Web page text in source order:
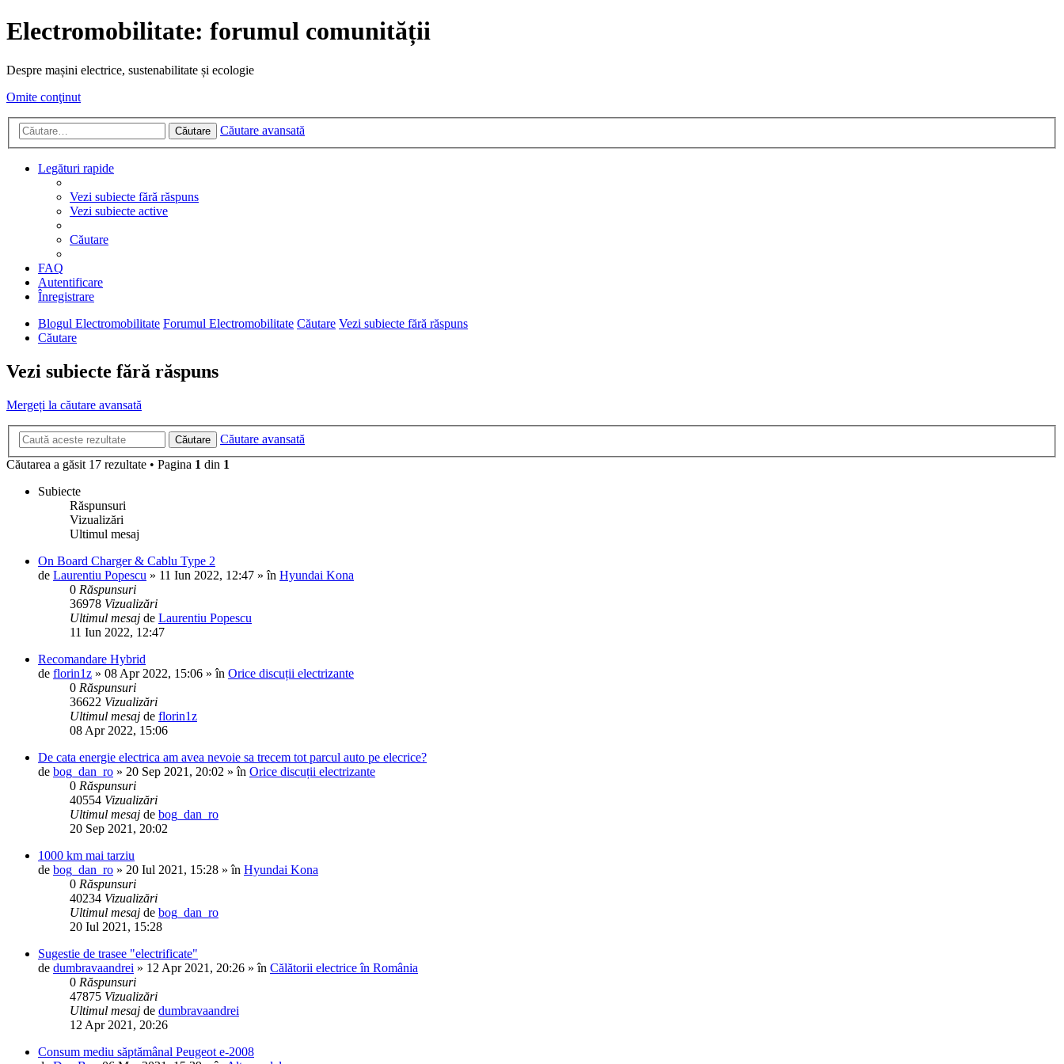
Electromobilitate: forumul comunității
Despre mașini electrice, sustenabilitate și ecologie
Omite conţinut
Căutare Căutare avansată
Legături rapide
Vezi subiecte fără răspuns
Vezi subiecte active
Căutare
FAQ
Autentificare
Înregistrare
Blogul Electromobilitate Forumul Electromobilitate Căutare Vezi subiecte fără răspuns
Căutare
Vezi subiecte fără răspuns
Mergeți la căutare avansată
Căutare
Căutare avansată
Căutarea a găsit 17 rezultate • Pagina 1 din 1
Subiecte
Răspunsuri
Vizualizări
Ultimul mesaj
On Board Charger & Cablu Type 2
de Laurentiu Popescu » 11 Iun 2022, 12:47 » în Hyundai Kona
0 Răspunsuri
36978 Vizualizări
Ultimul mesaj de Laurentiu Popescu
11 Iun 2022, 12:47
Recomandare Hybrid
de florin1z » 08 Apr 2022, 15:06 » în Orice discuții electrizante
0 Răspunsuri
36622 Vizualizări
Ultimul mesaj de florin1z
08 Apr 2022, 15:06
De cata energie electrica am avea nevoie sa trecem tot parcul auto pe elecrice?
de bog_dan_ro » 20 Sep 2021, 20:02 » în Orice discuții electrizante
0 Răspunsuri
40554 Vizualizări
Ultimul mesaj de bog_dan_ro
20 Sep 2021, 20:02
1000 km mai tarziu
de bog_dan_ro » 20 Iul 2021, 15:28 » în Hyundai Kona
0 Răspunsuri
40234 Vizualizări
Ultimul mesaj de bog_dan_ro
20 Iul 2021, 15:28
Sugestie de trasee "electrificate"
de dumbravaandrei » 12 Apr 2021, 20:26 » în Călătorii electrice în România
0 Răspunsuri
47875 Vizualizări
Ultimul mesaj de dumbravaandrei
12 Apr 2021, 20:26
Consum mediu săptămânal Peugeot e-2008